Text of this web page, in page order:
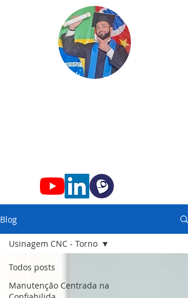
ProfessorEdgard
Blog
Todos posts
Manutenção Centrada na
Usinagem CNC - Torno